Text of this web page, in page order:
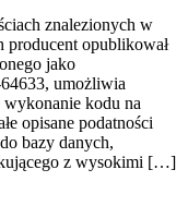
znalezionych w
opublikował
jako
umożliwia
kodu na
opisane podatności
bazy danych,
z wysokimi […]